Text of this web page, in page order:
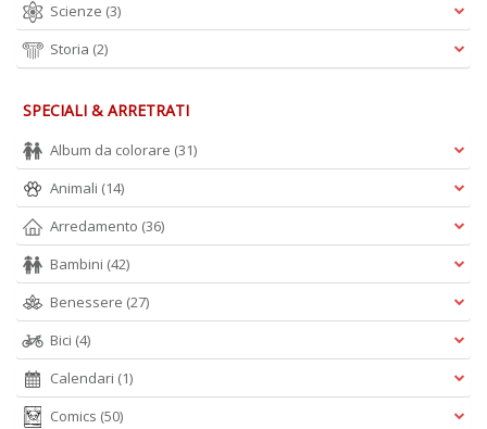
Scienze (3)
Storia (2)
SPECIALI & ARRETRATI
Album da colorare (31)
Animali (14)
Arredamento (36)
Bambini (42)
Benessere (27)
Bici (4)
Calendari (1)
Comics (50)